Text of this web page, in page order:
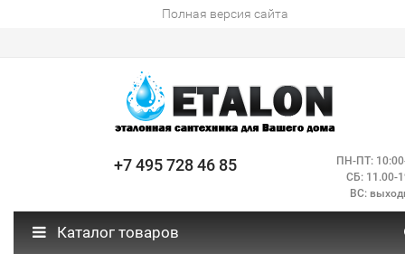
Полная версия сайта
+7 495 728 46 85
ПН-ПТ:
СБ: 11.00-
ВС:
Каталог товаров